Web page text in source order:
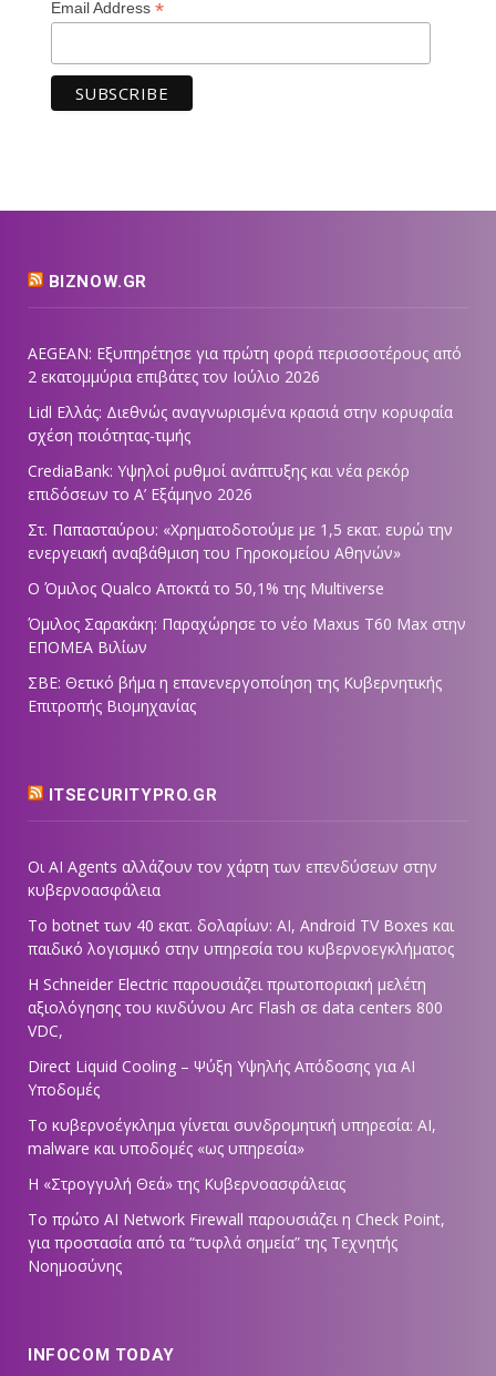
Email Address *
BIZNOW.GR
AEGEAN: Εξυπηρέτησε για πρώτη φορά περισσοτέρους από
2 εκατομμύρια επιβάτες τον Ιούλιο 2026
Lidl Ελλάς: Διεθνώς αναγνωρισμένα κρασιά στην κορυφαία
σχέση ποιότητας-τιμής
CrediaBank: Υψηλοί ρυθμοί ανάπτυξης και νέα ρεκόρ
επιδόσεων το Α’ Εξάμηνο 2026
Στ. Παπασταύρου: «Χρηματοδοτούμε με 1,5 εκατ. ευρώ την
ενεργειακή αναβάθμιση του Γηροκομείου Αθηνών»
Ο Όμιλος Qualco Αποκτά το 50,1% της Multiverse
Όμιλος Σαρακάκη: Παραχώρησε το νέο Maxus T60 Max στην
ΕΠΟΜΕΑ Βιλίων
ΣΒΕ: Θετικό βήμα η επανενεργοποίηση της Κυβερνητικής
Επιτροπής Βιομηχανίας
ITSECURITYPRO.GR
Οι AI Agents αλλάζουν τον χάρτη των επενδύσεων στην
κυβερνοασφάλεια
Το botnet των 40 εκατ. δολαρίων: AI, Android TV Boxes και
παιδικό λογισμικό στην υπηρεσία του κυβερνοεγκλήματος
Η Schneider Electric παρουσιάζει πρωτοποριακή μελέτη
αξιολόγησης του κινδύνου Arc Flash σε data centers 800
VDC,
Direct Liquid Cooling – Ψύξη Υψηλής Απόδοσης για AI
Υποδομές
Το κυβερνοέγκλημα γίνεται συνδρομητική υπηρεσία: AI,
malware και υποδομές «ως υπηρεσία»
Η «Στρογγυλή Θεά» της Κυβερνοασφάλειας
Tο πρώτο AI Network Firewall παρουσιάζει η Check Point,
για προστασία από τα “τυφλά σημεία” της Τεχνητής
Νοημοσύνης
INFOCOM TODAY